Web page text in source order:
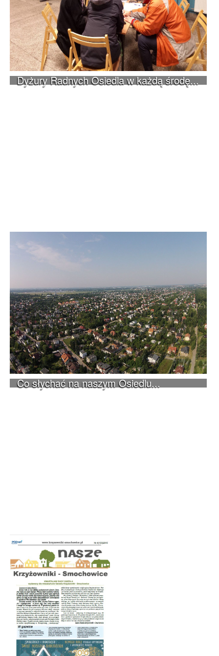
Dyżury Radnych Osiedla w każdą środę...
Co słychać na naszym Osiedlu...